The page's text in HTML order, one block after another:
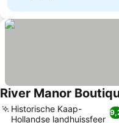
River Manor
Historische Kaap-
Hollandse landhuissfeer